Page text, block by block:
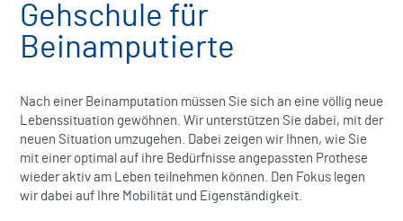
Gehschule für
Beinamputierte
Nach einer Beinamputation müssen Sie sich an eine völlig neue
Lebenssituation gewöhnen. Wir unterstützen Sie dabei, mit der
neuen Situation umzugehen. Dabei zeigen wir Ihnen, wie Sie
mit einer optimal auf ihre Bedürfnisse angepassten Prothese
wieder aktiv am Leben teilnehmen können. Den Fokus legen
wir dabei auf Ihre Mobilität und Eigenständigkeit.